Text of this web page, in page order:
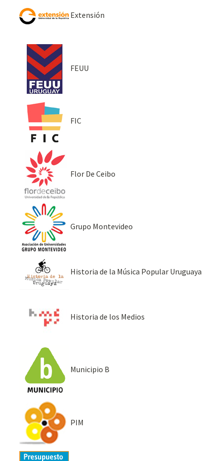
Extensión
FEUU
FIC
Flor De Ceibo
Grupo Montevideo
Historia de la Música Popular Uruguaya
Historia de los Medios
Municipio B
PIM